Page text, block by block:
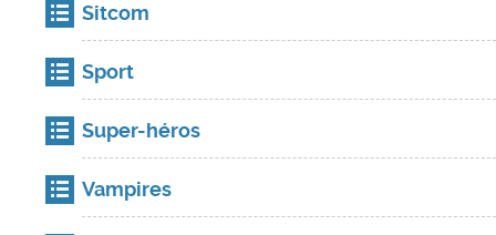
Sitcom
Sport
Super-héros
Vampires